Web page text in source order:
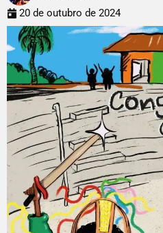
20 de outubro de 2024